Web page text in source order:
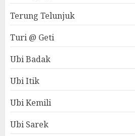
Terung Telunjuk
Turi @ Geti
Ubi Badak
Ubi Itik
Ubi Kemili
Ubi Sarek